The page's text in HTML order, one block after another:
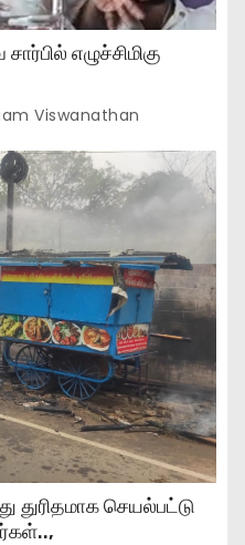
எழுச்சிமிகு
Viswanathan
துரிதமாக செயல்பட்டு